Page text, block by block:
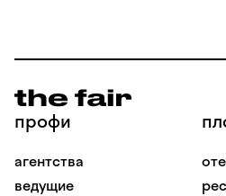
профи
агентства
ведущие